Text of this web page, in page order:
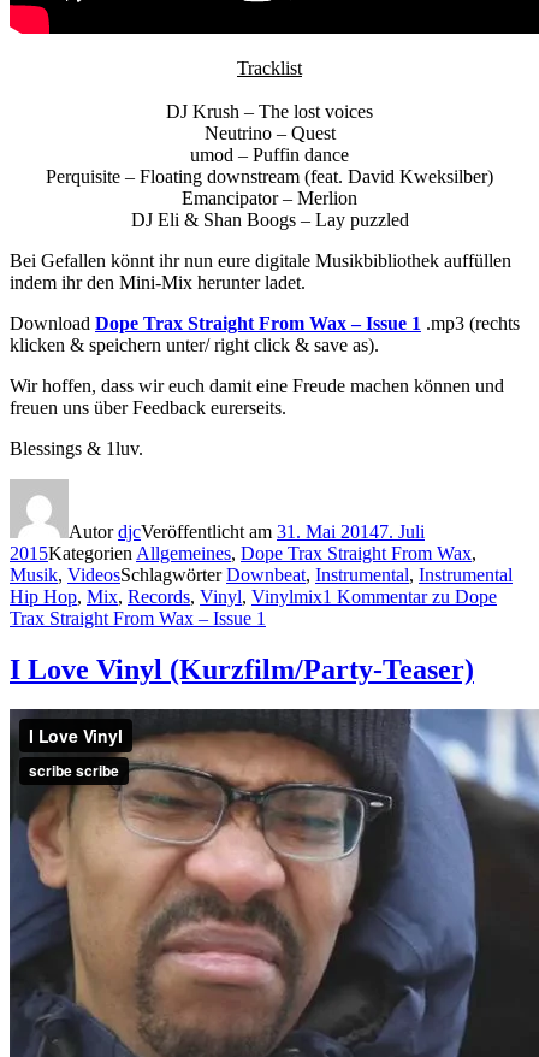
Tracklist
DJ Krush – The lost voices
Neutrino – Quest
umod – Puffin dance
Perquisite – Floating downstream (feat. David Kweksilber)
Emancipator – Merlion
DJ Eli & Shan Boogs – Lay puzzled
Bei Gefallen könnt ihr nun eure digitale Musikbibliothek auffüllen
indem ihr den Mini-Mix herunter ladet.
Download Dope Trax Straight From Wax – Issue 1 .mp3 (rechts
klicken & speichern unter/ right click & save as).
Wir hoffen, dass wir euch damit eine Freude machen können und
freuen uns über Feedback eurerseits.
Blessings & 1luv.
AutordjcVeröffentlicht am 31. Mai 20147. Juli
2015Kategorien Allgemeines, Dope Trax Straight From Wax,
Musik, VideosSchlagwörterDownbeat, Instrumental, Instrumental
Hip Hop, Mix, Records, Vinyl, Vinylmix1 Kommentarzu Dope
Trax Straight From Wax – Issue 1
I Love Vinyl (Kurzfilm/Party-Teaser)